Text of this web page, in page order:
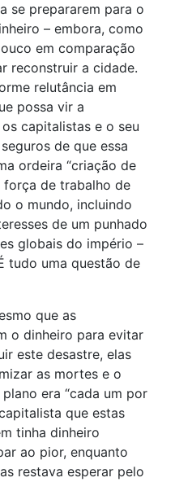
se prepararem para o
– embora, como
em comparação
reconstruir a cidade.
relutância em
possa vir a
capitalistas e o seu
de que essa
ordeira “criação de
força de trabalho de
o mundo, incluindo
de um punhado
globais do império –
tudo uma questão de
que as
o dinheiro para evitar
este desastre, elas
as mortes e o
era “cada um por
que estas
tinha dinheiro
ao pior, enquanto
restava esperar pelo